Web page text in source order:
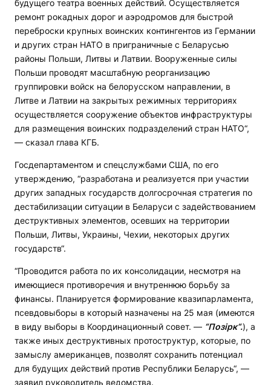
будущего театра военных действий. Осуществляется
ремонт рокадных дорог и аэродромов для быстрой
переброски крупных воинских контингентов из Германии
и других стран НАТО в приграничные с Беларусью
районы Польши, Литвы и Латвии. Вооруженные силы
Польши проводят масштабную реорганизацию
группировки войск на белорусском направлении, в
Литве и Латвии на закрытых режимных территориях
осуществляется сооружение объектов инфраструктуры
для размещения воинских подразделений стран НАТО“,
— сказал глава КГБ.
Госдепартаментом и спецслужбами США, по его
утверждению, “разработана и реализуется при участии
других западных государств долгосрочная стратегия по
дестабилизации ситуации в Беларуси с задействованием
деструктивных элементов, осевших на территории
Польши, Литвы, Украины, Чехии, некоторых других
государств“.
“Проводится работа по их консолидации, несмотря на
имеющиеся противоречия и внутреннюю борьбу за
финансы. Планируется формирование квазипарламента,
псевдовыборы в который назначены на 25 мая (имеются
в виду выборы в Координационный совет. — “Позірк“.), а
также иных деструктивных протоструктур, которые, по
замыслу американцев, позволят сохранить потенциал
для будущих действий против Республики Беларусь“, —
заявил руководитель ведомства.